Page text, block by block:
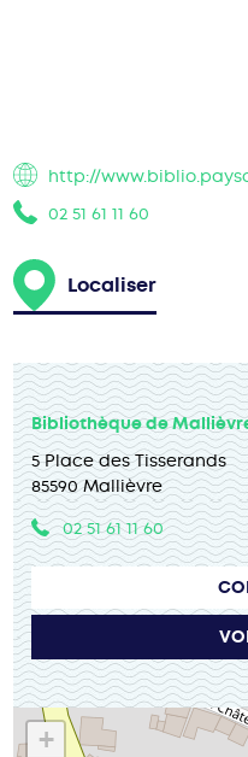
http://
02 51 61 11 60
Localiser
Bibliothèque de
5 Place des Tisserands
85590 Mallièvre
02 51 61 11 60
+